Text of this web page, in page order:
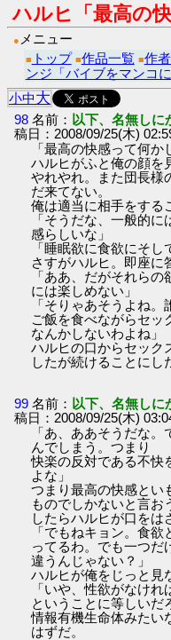
ハルヒ「最高の
● メニュー
■ トップ ■作品一覧 ■作
ンジ「バイブをマンコ
小中大
98 名前： 以下、名無しに
稿日：2008/09/25(木)
「最高の快感って何か
ハルヒがふと俺の顔を
やれやれ。また団長様
だ来てない。
俺は適当に相手をする
「そうだな、一般的
感らしいな」
「睡眠欲に食欲にそし
さすがハルヒ。即座に
「ああ、だがそれら
には楽しめない」
「そりゃあそうよね
ご飯を食べながらセッ
なんかしないわよね」
ハルヒの口からセック
したが続けることにし
99 名前： 以下、名無しに
稿日：2008/09/25(木)
「あ、ああそうだな
んでしまう。つまり
快楽の反対である不快
よな」
つまり最高の快感とい
ものでしかないと言お
したらハルヒが口をは
「でもねキョン。食
ってるわ。でも一つだ
違うんじゃない？」
ハルヒが俺をじっと見
「いや、性欲がなけ
ということに等しいだ
情報有機生命体みたい
はずだ。